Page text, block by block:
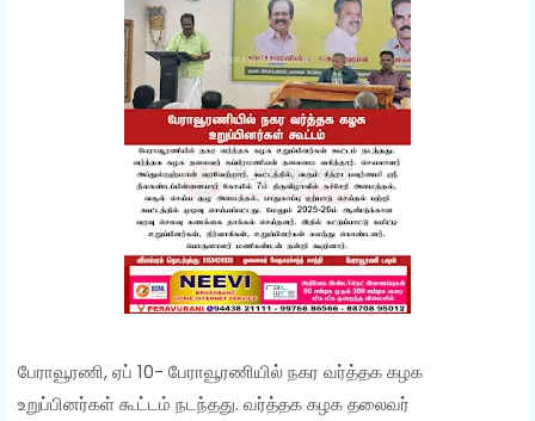
பேராவூரணி, ஏப் 10- பேராவூரணியில் நகர வர்த்தக கழக
உறுப்பினர்கள் கூட்டம் நடந்தது. வர்த்தக கழக தலைவர்